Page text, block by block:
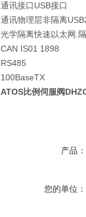
通讯接口USB接口
通讯物理层非隔离
光学隔离快速以太网.
CAN IS01 1898
RS485
100BaseTX
ATOS比例伺服阀
产品：
您的单位：